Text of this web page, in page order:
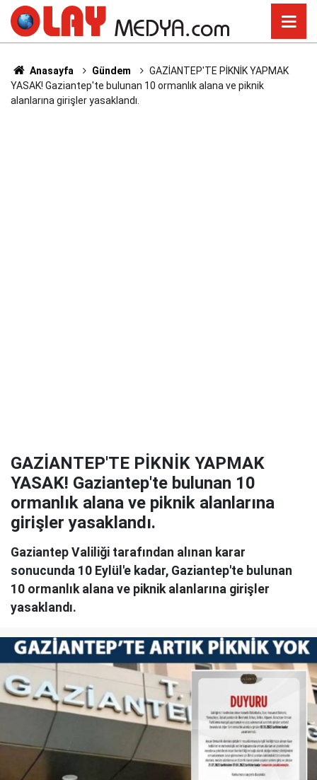
Anasayfa Gündem
GAZİANTEP'TE PİKNİK YAPMAK
YASAK! Gaziantep'te bulunan 10 ormanlık alana ve piknik
alanlarına girişler yasaklandı.
GAZİANTEP'TE PİKNİK YAPMAK
YASAK! Gaziantep'te bulunan 10
ormanlık alana ve piknik alanlarına
girişler yasaklandı.
Gaziantep Valiliği tarafından alınan karar
sonucunda 10 Eylül'e kadar, Gaziantep'te bulunan
10 ormanlık alana ve piknik alanlarına girişler
yasaklandı.